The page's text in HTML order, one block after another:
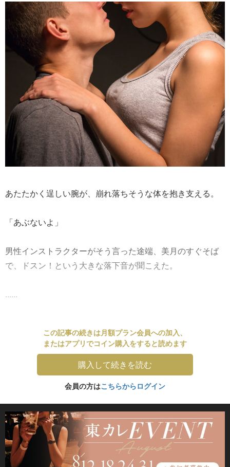
あたたかく逞しい腕が、崩れ落ちそうな体を抱き支える。
「あぶないよ」
男性インストラクターがそう言った途端、美月のすぐそば
で、ドスン！という大きな落下音が聞こえた。
......
この記事の続きは月額プラン会員への加入、
またはアプリでコイン購入をすると読めます
購入して続きを読む
会員の方はこちらからログイン